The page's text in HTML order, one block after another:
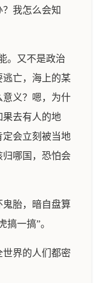
我怎么会知
。又不是政治
亡，海上的某
意义？嗯，为什
果去有人的地
定会立刻被当地
归哪国，恐怕会
鬼胎，暗自盘算
搞一搞”。
界的人们都密